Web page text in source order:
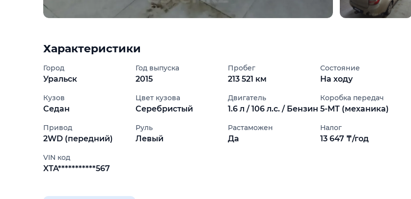
Характеристики
Город
Уральск
Год выпуска
2015
Пробег
213 521 км
Состояние
На ходу
Кузов
Седан
Цвет кузова
Серебристый
Двигатель
1.6 л / 106 л.с. / Бензин
Коробка передач
5-MT (механика)
Привод
2WD (передний)
Руль
Левый
Растаможен
Да
Налог
13 647 ₸/год
VIN код
XTA***********567